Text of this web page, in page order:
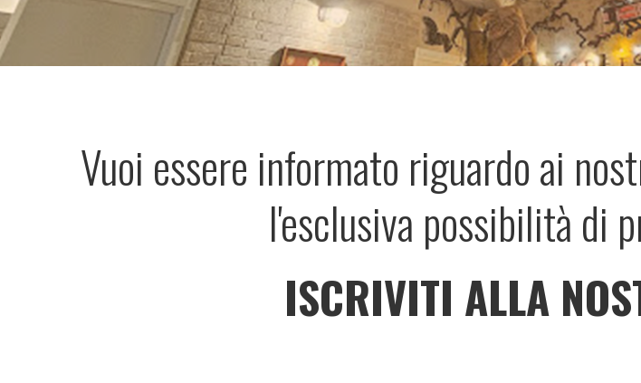
Vuoi essere informato riguardo ai
l'esclusiva possibilità di
ISCRIVITI ALLA